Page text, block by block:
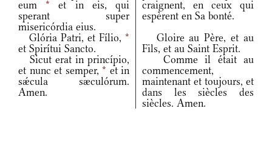
eum* et in eis, qui
sperant super
misericórdia eius.
craignent, en ceux qui
espèrent en Sa bonté.
Glória Patri, et Fílio, *
et Spirítui Sancto.
Gloire au Père, et au
Fils, et au Saint Esprit.
Sicut erat in princípio,
et nunc et semper, * et in
sǽcula sæculórum.
Amen.
Comme il était au
commencement,
maintenant et toujours, et
dans les siècles des
siècles. Amen.